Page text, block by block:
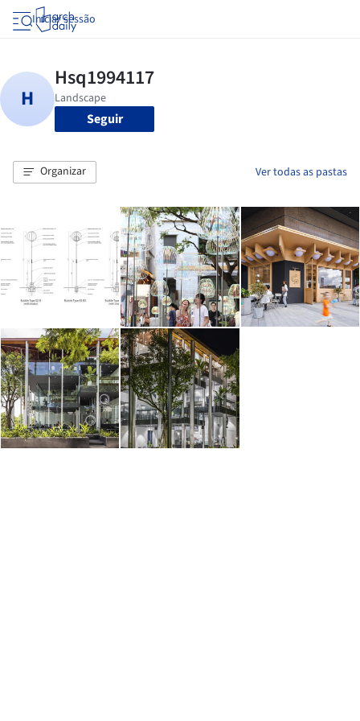
Iniciar sessão
Seguir
Organizar Ver todas as pastas